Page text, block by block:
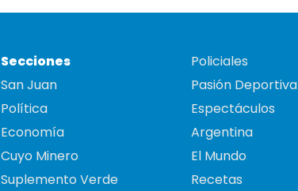
Secciones
San Juan
Política
Economía
Cuyo Minero
Suplemento Verde
Policiales
Pasión Deportiva
Espectáculos
Argentina
El Mundo
Recetas